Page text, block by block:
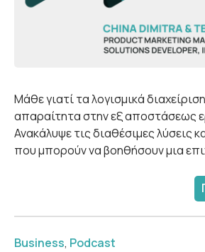
Μάθε γιατί τα λογισμικά
απαραίτητα στην εξ αποστάσεως
Ανακάλυψε τις διαθέσιμες λύσεις
που μπορούν να βοηθήσουν μια
Business, Podcast